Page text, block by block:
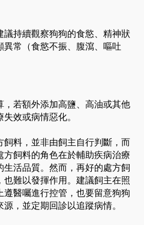
持續觀察狗狗的食慾、精神狀
常（食慾不振、腹瀉、嘔吐
，若額外添加高鹽、高油或其他
效或病情惡化。
料，並非由飼主自行判斷，而
飼料的角色在於輔助疾病治療
活品質。然而，再好的處方飼
難以發揮作用。建議飼主在照
醫囑進行控管，也要留意狗狗
，並定期回診以追蹤病情。